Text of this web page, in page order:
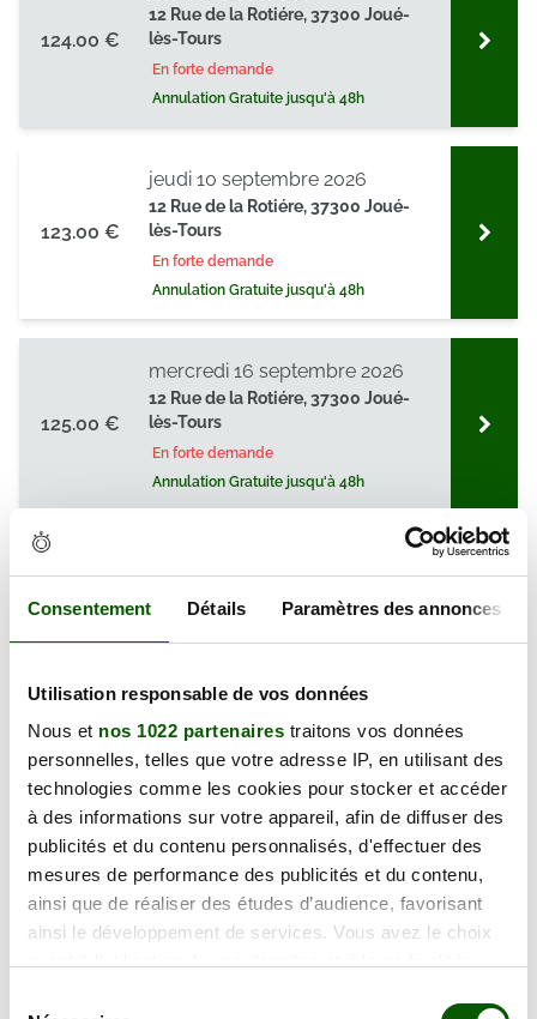
Consentement Détails Paramètres des annonces
Utilisation responsable de vos données
Nous et nos 1022 partenaires traitons vos données
personnelles, telles que votre adresse IP, en utilisant des
technologies comme les cookies pour stocker et accéder
à des informations sur votre appareil, afin de diffuser des
publicités et du contenu personnalisés, d'effectuer des
mesures de performance des publicités et du contenu,
ainsi que de réaliser des études d’audience, favorisant
ainsi le développement de services. Vous avez le choix
124.00 €
12 Rue de la Rotiére, 37300 Joué-
lès-Tours
En forte demande
Annulation Gratuite jusqu'à 48h
123.00 €
12 Rue de la Rotiére, 37300 Joué-
lès-Tours
En forte demande
Annulation Gratuite jusqu'à 48h
jeudi 10 septembre 2026
125.00 €
12 Rue de la Rotiére, 37300 Joué-
lès-Tours
En forte demande
Annulation Gratuite jusqu'à 48h
mercredi 16 septembre 2026
125.00 €
lès-Tours
En forte demande
123.00 €
12 Rue de la Rotiére, 37300 Joué-
En forte demande
Annulation Gratuite jusqu'à 48h
jeudi 24 septembre 2026
12 Rue de la Rotiére, 37300 Joué-
jeudi 08 octobre 2026